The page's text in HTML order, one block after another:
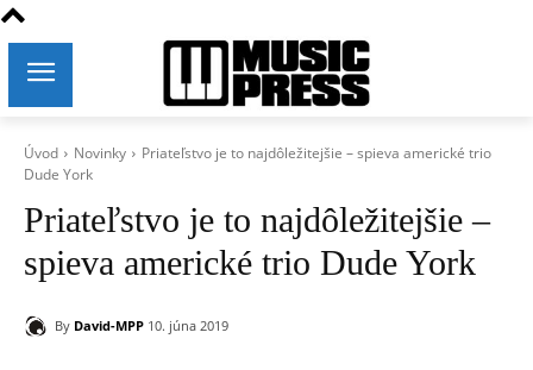
Úvod Novinky
Priateľstvo je to najdôležitejšie – spieva americké trio
Dude York
Priateľstvo je to najdôležitejšie –
spieva americké trio Dude York
By David-MPP 10. júna 2019